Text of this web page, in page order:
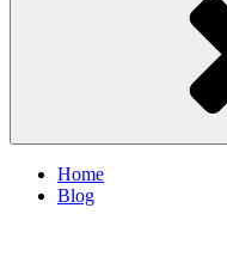
Home
Blog